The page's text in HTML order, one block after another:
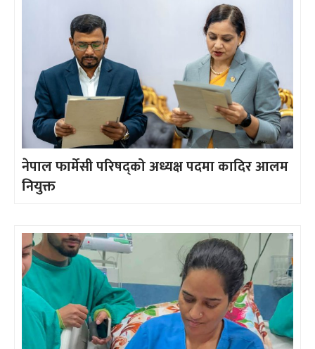
नेपाल फार्मेसी परिषद्को अध्यक्ष पदमा कादिर आलम
नियुक्त